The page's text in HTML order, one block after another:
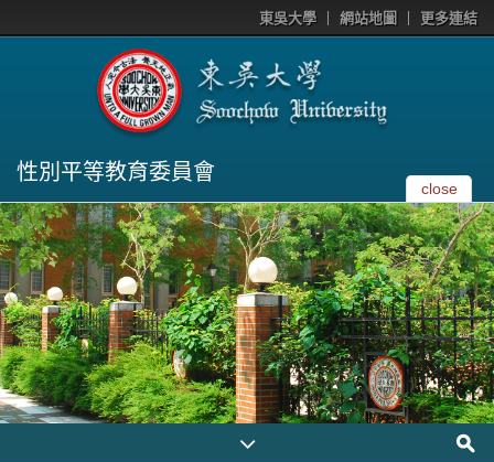
東吳大學 網站地圖 更多連結
性別平等教育委員會
close